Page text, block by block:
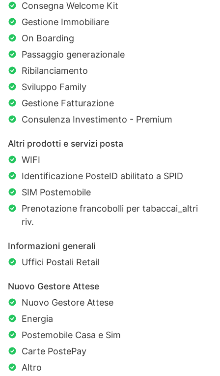
Consegna Welcome Kit
Gestione Immobiliare
On Boarding
Passaggio generazionale
Ribilanciamento
Sviluppo Family
Gestione Fatturazione
Consulenza Investimento - Premium
Altri prodotti e servizi posta
WIFI
Identificazione PosteID abilitato a SPID
SIM Postemobile
Prenotazione francobolli per tabaccai_altri
riv.
Informazioni generali
Uffici Postali Retail
Nuovo Gestore Attese
Nuovo Gestore Attese
Energia
Postemobile Casa e Sim
Carte PostePay
Altro